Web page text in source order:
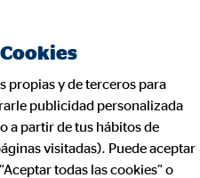
“la
es clave
propias y de terceros para
publicidad personalizada
a partir de tus hábitos de
visitadas). Puede aceptar
todas las cookies” o